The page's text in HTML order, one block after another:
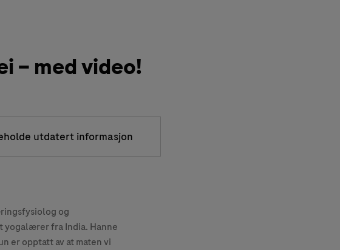
– med video!
utdatert informasjon
og
yogalærer fra India. Hanne
er opptatt av at maten vi